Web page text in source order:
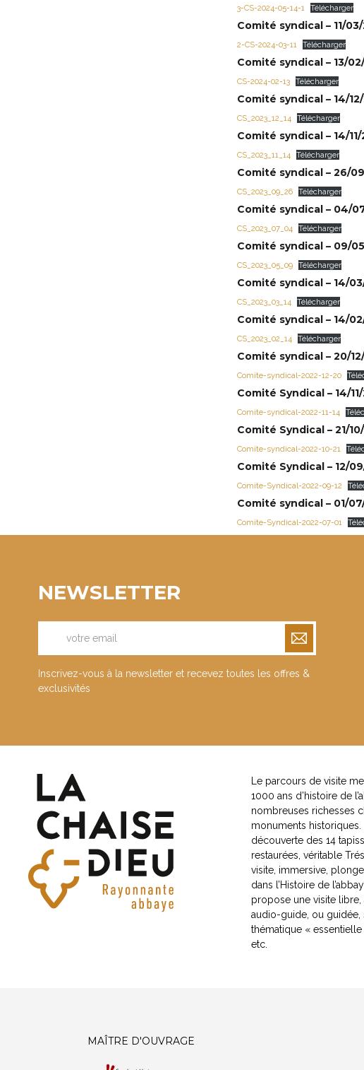
3-CS-2024-05-14-1 Télécharger
Comité syndical – 11/
2-CS-2024-03-11 Télécharger
Comité syndical – 13/
CS-2024-02-13 Télécharger
Comité syndical – 14/
CS_2023_12_14 Télécharger
Comité syndical – 14/
CS_2023_11_14 Télécharger
Comité syndical – 26/
CS_2023_09_26 Télécharger
Comité syndical – 04/
CS_2023_07_04 Télécharger
Comité syndical – 09/
CS_2023_05_09 Télécharger
Comité syndical – 14/
CS_2023_03_14 Télécharger
Comité syndical – 14/
CS_2023_02_14 Télécharger
Comité syndical – 20/
Comite-syndical-2022-12-20
Comité Syndical – 14/
Comite-syndical-2022-11-14
Comité Syndical – 21/
Comite-syndical-2022-10-21
Comité Syndical – 12/
Comite-Syndical-2022-09-12
Comité syndical – 01/
Comite-Syndical-2022-07-01
NEWSLETTER
Inscrivez-vous à la newsletter et recevez toutes les offres &
exclusivités
Le parcours de visite
1000 ans d’histoire de
nombreuses richesses
monuments historiques.
découverte des 14
restaurées, véritable
visite, immersive,
dans l’Histoire de
propose une visite libre,
audio-guide, ou guidée,
thématique « essentielle
etc.
MAÎTRE D'OUVRAGE